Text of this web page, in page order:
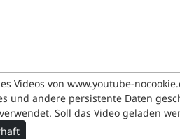
Videos von www.youtube-
und andere persistente Daten
Soll das Video geladen